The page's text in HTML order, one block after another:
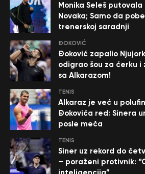
Monika Seleš
Novaka; Samo da
trenerskoj saradnji
ĐOKOVIĆ
Đoković zapalio
odigrao šou za ćerku i
sa Alkarazom!
TENIS
Alkaraz je već u
Đokovića red: Sinera
posle meča
TENIS
Siner uz rekord do
– poraženi protivnik: